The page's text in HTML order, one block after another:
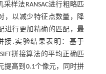
样法RANSAC进行粗略匹
，以减少特征点数量，降
进行更加精确的匹配，最
接.实验结果表明：基于
拼接算法的平均正确匹
提高到0.1个像元，同时拼